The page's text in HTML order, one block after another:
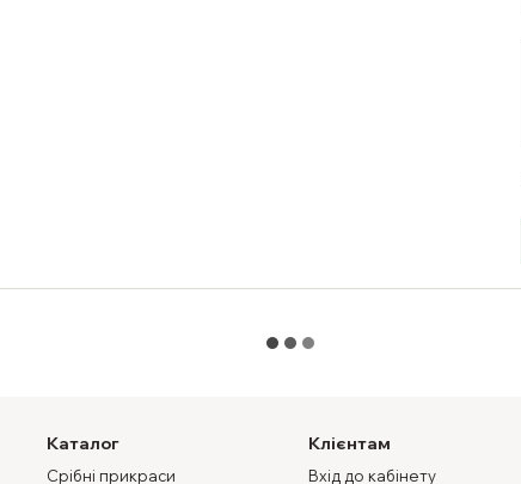
Каталог
Срібні прикраси
Клієнтам
Вхід до кабінету